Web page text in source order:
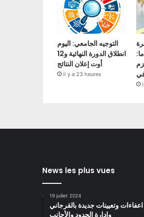
التوجيه الجامعي: اليوم
انطلاق الدورة النهائية و12
أوت إعلان النتائج
il y a 23 heures
عاما:
News les plus vues
19 juillet 2024
وتعيينات جديدة بالقرجاني
وادارة الحدود والأجانب